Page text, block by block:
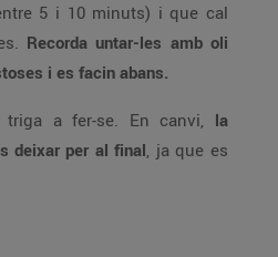
5 i 10 minuts) i que cal
Recorda untar-les amb oli
i es facin abans.
a fer-se. En canvi, la
deixar per al final, ja que es